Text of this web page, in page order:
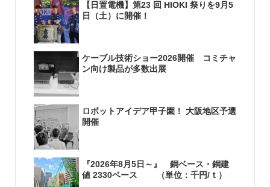
【日置電機】第23 回 HIOKI 祭りを9月5
日（土）に開催！
ケーブル技術ショー2026開催 コミチャ
ン向け製品が多数出展
ロボットアイデア甲子園！ 大阪地区予選
開催
『2026年8月5日～』 銅ベース・銅建
値 2330ベース （単位：千円/ｔ）